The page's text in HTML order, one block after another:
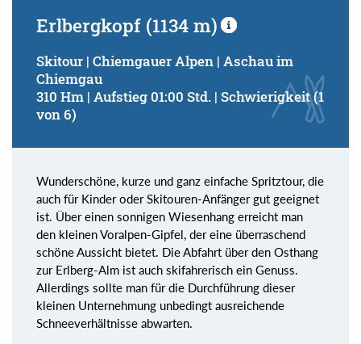
Erlbergkopf (1134 m)
Skitour | Chiemgauer Alpen | Aschau im
Chiemgau
310 Hm | Aufstieg 01:00 Std. | Schwierigkeit (1
von 6)
Wunderschöne, kurze und ganz einfache Spritztour, die
auch für Kinder oder Skitouren-Anfänger gut geeignet
ist. Über einen sonnigen Wiesenhang erreicht man
den kleinen Voralpen-Gipfel, der eine überraschend
schöne Aussicht bietet. Die Abfahrt über den Osthang
zur Erlberg-Alm ist auch skifahrerisch ein Genuss.
Allerdings sollte man für die Durchführung dieser
kleinen Unternehmung unbedingt ausreichende
Schneeverhältnisse abwarten.